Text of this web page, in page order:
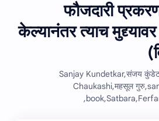
फौजदारी
केल्यानंतर त्याच
Sanjay Kundetkar,संजय
Chaukashi,महसूल